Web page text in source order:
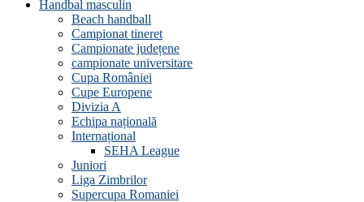
Handbal masculin
Beach handball
Campionat tineret
Campionate județene
campionate universitare
Cupa României
Cupe Europene
Divizia A
Echipa națională
Internațional
SEHA League
Juniori
Liga Zimbrilor
Supercupa Romaniei